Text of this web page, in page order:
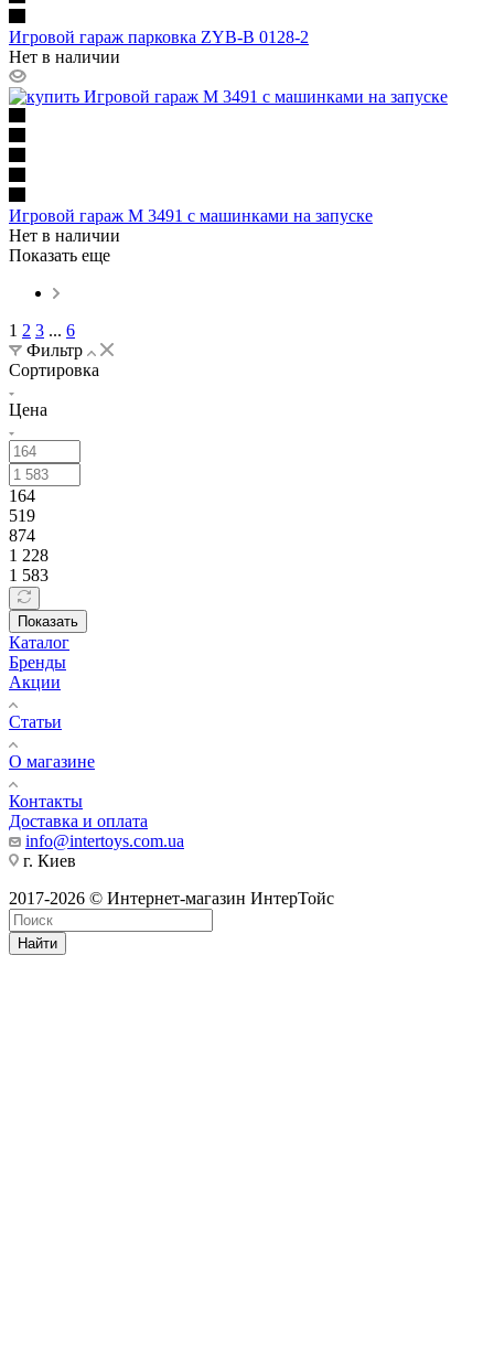
Игровой гараж парковка ZYB-B 0128-2
Нет в наличии
Игровой гараж M 3491 с машинками на запуске
Нет в наличии
Показать еще
1 2 3 ... 6
Фильтр
Сортировка
Цена
164
519
874
1 228
1 583
Показать
Каталог
Бренды
Акции
Статьи
О магазине
Контакты
Доставка и оплата
info@intertoys.com.ua
г. Киев
2017-2026 © Интернет-магазин ИнтерТойс
Найти